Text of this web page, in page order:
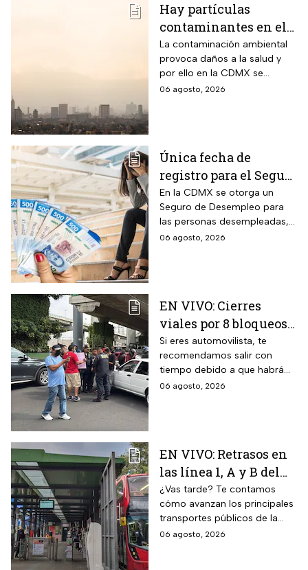
Hay partículas
contaminantes en el
ambiente; así está la
calidad del aire hoy
en CDMX
La contaminación ambiental
provoca daños a la salud y
por ello en la CDMX se
monitorea la calidad del aire
06 agosto, 2026
Única fecha de
registro para el Seguro
de Desempleo en
CDMX que da 3 mil
566 pesos
En la CDMX se otorga un
Seguro de Desempleo para
las personas desempleadas,
así que si perdiste tu trabajo
06 agosto, 2026
EN VIVO: Cierres
viales por 8 bloqueos
en CDMX hoy
Si eres automovilista, te
recomendamos salir con
tiempo debido a que habrá
cierres viales por
06 agosto, 2026
EN VIVO: Retrasos en
las línea 1, A y B del
Metro CDMX;
Metrobús sin
contratiempos hoy
jueves 6 de agosto
¿Vas tarde? Te contamos
cómo avanzan los principales
transportes públicos de la
capital durante este jueves.
06 agosto, 2026